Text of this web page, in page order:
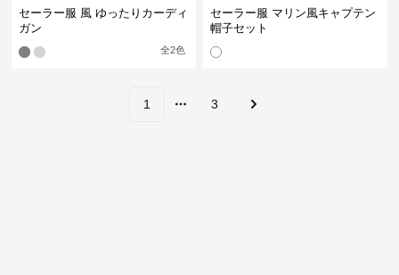
セーラー服 風 ゆったりカーディ
ガン
全2色
セーラー服 マリン風キャプテン
帽子セット
1
More pages
3